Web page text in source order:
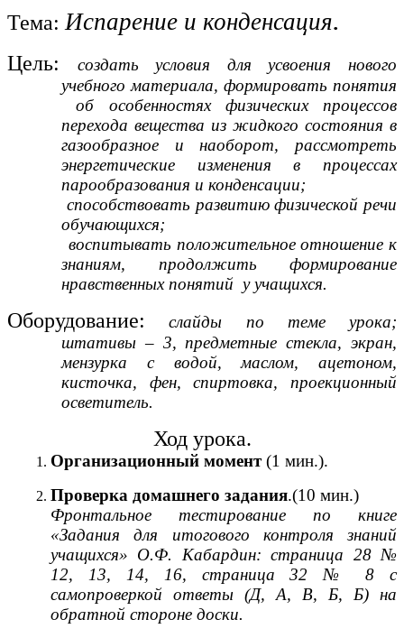
Тема: Испарение и конденсация.
Цель:
создать условия для усвоения нового
учебного материала, формировать понятия
об особенностях физических процессов
перехода вещества из жидкого состояния в
газообразное и наоборот, рассмотреть
энергетические изменения в процессах
парообразования и конденсации;
способствовать развитию физической речи
обучающихся;
воспитывать положительное отношение к
знаниям, продолжить формирование
нравственных понятий у учащихся.
Оборудование:
слайды по теме урока;
штативы – 3, предметные стекла, экран,
мензурка с водой, маслом, ацетоном,
кисточка, фен, спиртовка, проекционный
осветитель.
Ход урока.
Организационный момент(1 мин.).
Проверка домашнего задания.(10 мин.)
Фронтальное тестирование по книге
«Задания для итогового контроля знаний
учащихся» О.Ф. Кабардин: страница 28 №
12, 13, 14, 16, страница 32 № 8 с
самопроверкой ответы (Д, А, В, Б, Б) на
обратной стороне доски.